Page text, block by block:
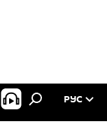
РУС